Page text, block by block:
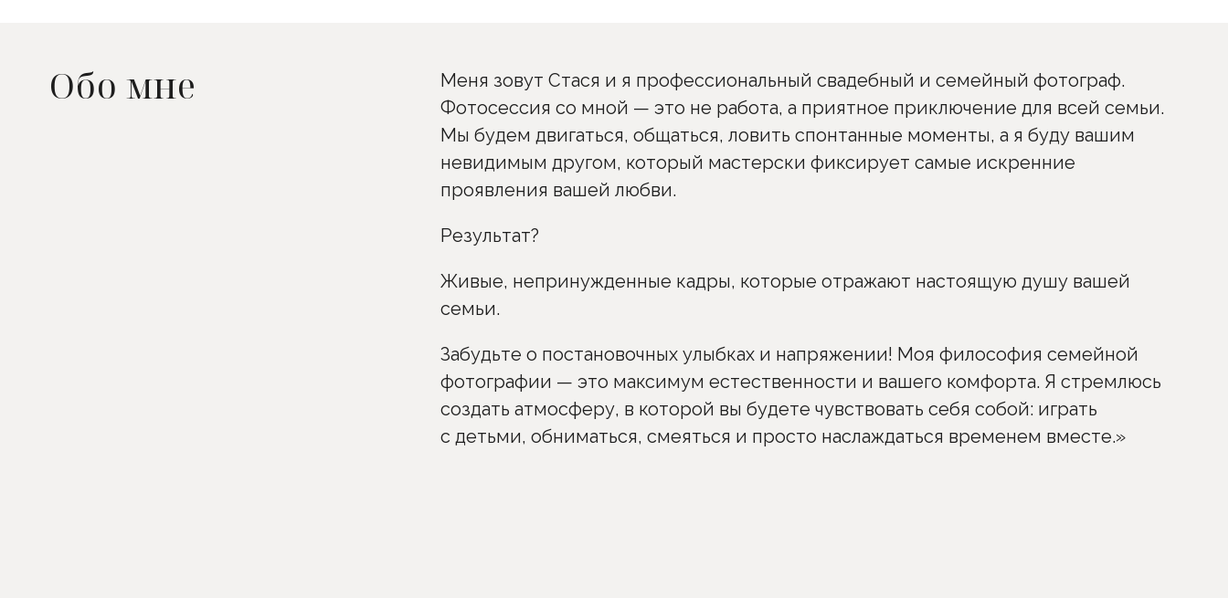
Обо мне
Меня зовут Стася и я профессиональный свадебный и семейный фотограф.
Фотосессия со мной — это не работа, а приятное приключение для всей семьи.
Мы будем двигаться, общаться, ловить спонтанные моменты, а я буду вашим
невидимым другом, который мастерски фиксирует самые искренние
проявления вашей любви.
Результат?
Живые, непринужденные кадры, которые отражают настоящую душу вашей
семьи.
Забудьте о постановочных улыбках и напряжении! Моя философия семейной
фотографии — это максимум естественности и вашего комфорта. Я стремлюсь
создать атмосферу, в которой вы будете чувствовать себя собой: играть
с детьми, обниматься, смеяться и просто наслаждаться временем вместе.»